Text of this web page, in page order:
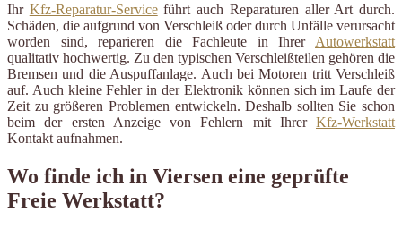
Ihr Kfz-Reparatur-Serviceführt auch Reparaturen aller Art durch.
Schäden, die aufgrund von Verschleiß oder durch Unfälle verursacht
worden sind, reparieren die Fachleute in Ihrer Autowerkstatt
qualitativ hochwertig. Zu den typischen Verschleißteilen gehören die
Bremsen und die Auspuffanlage. Auch bei Motoren tritt Verschleiß
auf. Auch kleine Fehler in der Elektronik können sich im Laufe der
Zeit zu größeren Problemen entwickeln. Deshalb sollten Sie schon
beim der ersten Anzeige von Fehlern mit Ihrer Kfz-Werkstatt
Kontakt aufnahmen.
Wo finde ich in Viersen eine geprüfte
Freie Werkstatt?